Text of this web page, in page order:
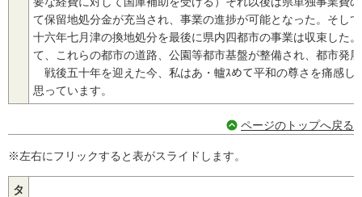
て保留地処分金が充当され、事業の進捗が可能となった。そし
十六年七月津の換地処分を最後に県内四都市の事業は収束した
て、これらの都市の道路、公園等都市基盤が整備され、都市発
戦後五十年を迎えた今、私はあ・轤ｽめて平和の尊さを痛感し
思っています。
ページのトップへ戻る
※左右にフリックすると表がスライドします。
タ